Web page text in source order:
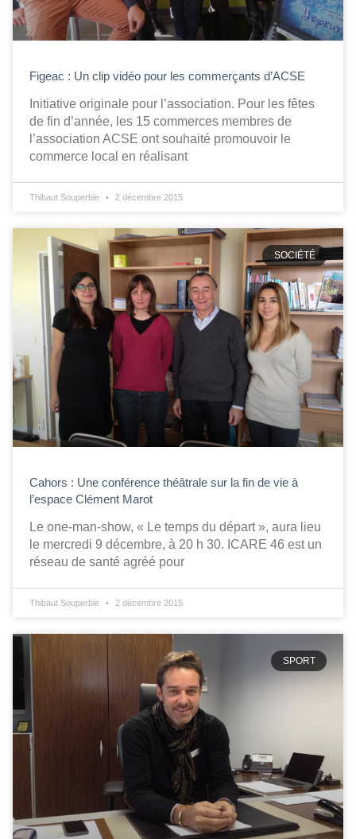
Figeac : Un clip vidéo pour les commerçants d’ACSE
Initiative originale pour l’association. Pour les fêtes
de fin d’année, les 15 commerces membres de
l’association ACSE ont souhaité promouvoir le
commerce local en réalisant
Thibaut Souperbie 2 décembre 2015
SOCIÉTÉ
Cahors : Une conférence théâtrale sur la fin de vie à
l’espace Clément Marot
Le one-man-show, « Le temps du départ », aura lieu
le mercredi 9 décembre, à 20 h 30. ICARE 46 est un
réseau de santé agréé pour
Thibaut Souperbie 2 décembre 2015
SPORT